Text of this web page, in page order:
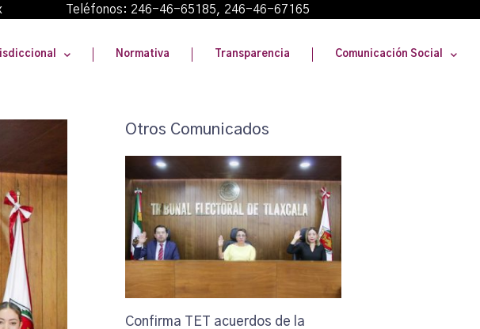
Tlax Teléfonos: 246-46-65185, 246-46-67165
Normativa Transparencia Comunicación Social
Otros Comunicados
Confirma TET acuerdos de la